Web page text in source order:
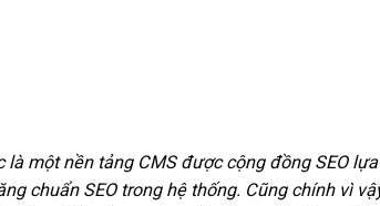
là một nền tảng CMS được cộng đồng SEOlựa
chuẩn SEO trong hệ thống. Cũng chính vì